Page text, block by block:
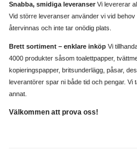
Snabba, smidiga leveranser Vi levererar
Vid större leveranser använder vi vid
återvinnas och inte tar onödig plats.
Brett sortiment – enklare inköp Vi
4000 produkter såsom toalettpapper,
kopieringspapper, britsunderlägg, påsar,
leverantörer spar ni både tid och pengar.
annat.
Välkommen att prova oss!